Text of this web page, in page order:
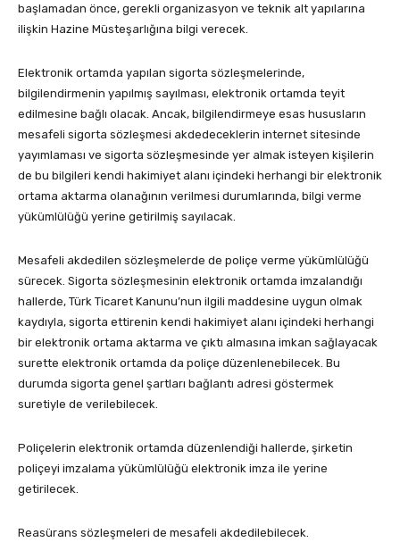
başlamadan önce, gerekli organizasyon ve teknik alt yapılarına
ilişkin Hazine Müsteşarlığına bilgi verecek.
Elektronik ortamda yapılan sigorta sözleşmelerinde,
bilgilendirmenin yapılmış sayılması, elektronik ortamda teyit
edilmesine bağlı olacak. Ancak, bilgilendirmeye esas hususların
mesafeli sigorta sözleşmesi akdedeceklerin internet sitesinde
yayımlaması ve sigorta sözleşmesinde yer almak isteyen kişilerin
de bu bilgileri kendi hakimiyet alanı içindeki herhangi bir elektronik
ortama aktarma olanağının verilmesi durumlarında, bilgi verme
yükümlülüğü yerine getirilmiş sayılacak.
Mesafeli akdedilen sözleşmelerde de poliçe verme yükümlülüğü
sürecek. Sigorta sözleşmesinin elektronik ortamda imzalandığı
hallerde, Türk Ticaret Kanunu’nun ilgili maddesine uygun olmak
kaydıyla, sigorta ettirenin kendi hakimiyet alanı içindeki herhangi
bir elektronik ortama aktarma ve çıktı almasına imkan sağlayacak
surette elektronik ortamda da poliçe düzenlenebilecek. Bu
durumda sigorta genel şartları bağlantı adresi göstermek
suretiyle de verilebilecek.
Poliçelerin elektronik ortamda düzenlendiği hallerde, şirketin
poliçeyi imzalama yükümlülüğü elektronik imza ile yerine
getirilecek.
Reasürans sözleşmeleri de mesafeli akdedilebilecek.